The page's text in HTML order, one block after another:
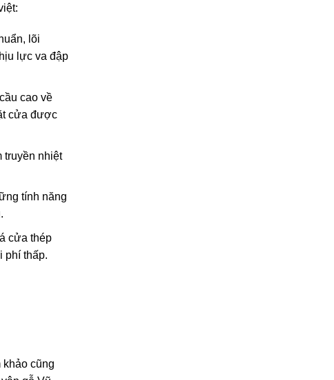
lõi
lực va đập
cao về
cửa được
truyền nhiệt
tính năng
cửa thép
phí thấp.
cũng